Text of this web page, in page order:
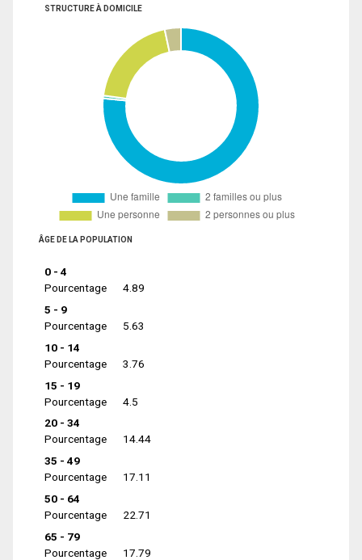
STRUCTURE À DOMICILE
ÂGE DE LA POPULATION
0 - 4
Pourcentage
4.89
5 - 9
Pourcentage
5.63
10 - 14
Pourcentage
3.76
15 - 19
Pourcentage
4.5
20 - 34
Pourcentage
14.44
35 - 49
Pourcentage
17.11
50 - 64
Pourcentage
22.71
65 - 79
Pourcentage
17.79